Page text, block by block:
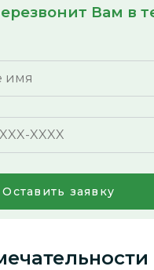
Вам в
Оставить заявку